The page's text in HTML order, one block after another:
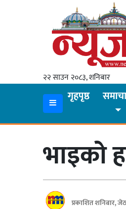
२२ साउन २०८३, शनिबार
गृहपृष्ठ
भाइको
प्रकाशित शनिबार,